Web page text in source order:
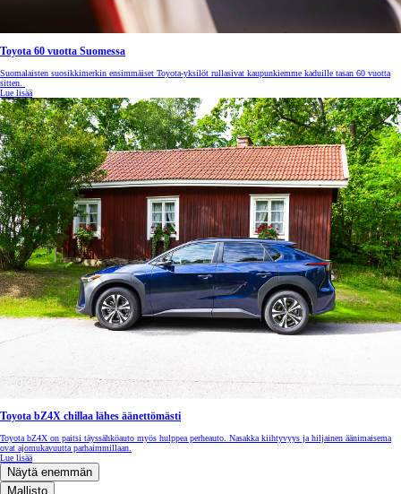
Toyota 60 vuotta Suomessa
Suomalaisten suosikkimerkin ensimmäiset Toyota-yksilöt rullasivat kaupunkiemme kaduille tasan 60 vuotta
sitten.
Lue lisää
Toyota bZ4X chillaa lähes äänettömästi
Toyota bZ4X on paitsi täyssähköauto myös hulppea perheauto. Nasakka kiihtyvyys ja hiljainen äänimaisema
ovat ajomukavuutta parhaimmillaan.
Lue lisää
Näytä enemmän
Mallisto